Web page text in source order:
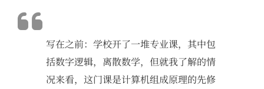
写在之前：学校开了一堆专业课，其中包
括数字逻辑，离散数学，但就我了解的情
况来看，这门课是计算机组成原理的先修